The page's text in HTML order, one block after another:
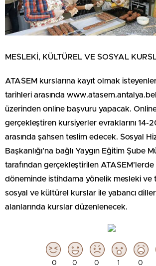
MESLEKİ, KÜLTÜREL VE SOSYAL
ATASEM kurslarına kayıt olmak
tarihleri arasında
üzerinden online başvuru yapacak. Online
gerçekleştiren kursiyerler evraklarını 14-
arasında şahsen teslim edecek. Sosyal
Başkanlığı’na bağlı Yaygın Eğitim Şube
tarafından gerçekleştirilen
döneminde istihdama yönelik mesleki ve
sosyal ve kültürel kurslar ile yabancı
alanlarında kurslar düzenlenecek.
0 0 0 1 0